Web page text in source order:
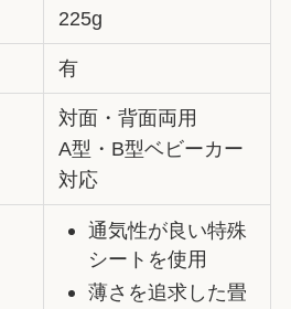
225g
有
対面・背面両用
A型・B型ベビーカー
対応
通気性が良い特殊
シートを使用
薄さを追求した畳